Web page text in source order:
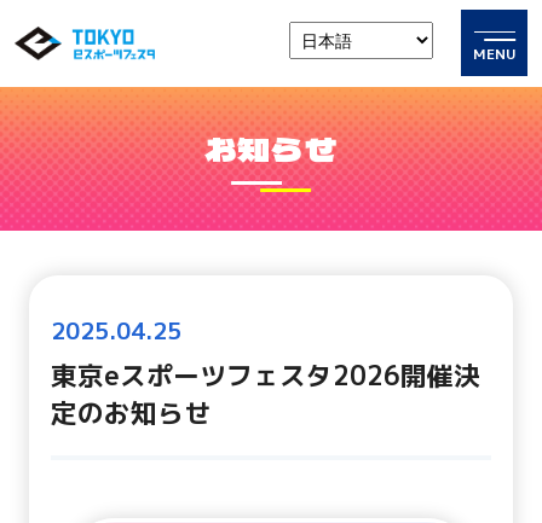
MENU
お知らせ
2025.04.25
東京eスポーツフェスタ2026開催決
定のお知らせ